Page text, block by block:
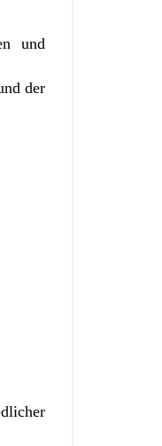
und
der